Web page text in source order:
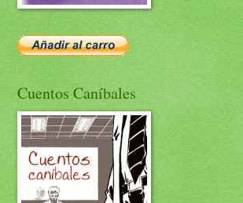
Cuentos Caníbales